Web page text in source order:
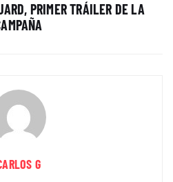
PRIMER TRÁILER DE LA
G